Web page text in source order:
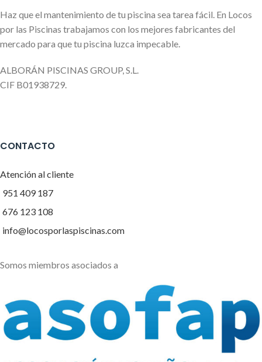
Haz que el mantenimiento de tu piscina sea tarea fácil. En Locos
por las Piscinas trabajamos con los mejores fabricantes del
mercado para que tu piscina luzca impecable.
ALBORÁN PISCINAS GROUP, S.L.
CIF B01938729.
CONTACTO
Atención al cliente
951 409 187
676 123 108
info@locosporlaspiscinas.com
Somos miembros asociados a